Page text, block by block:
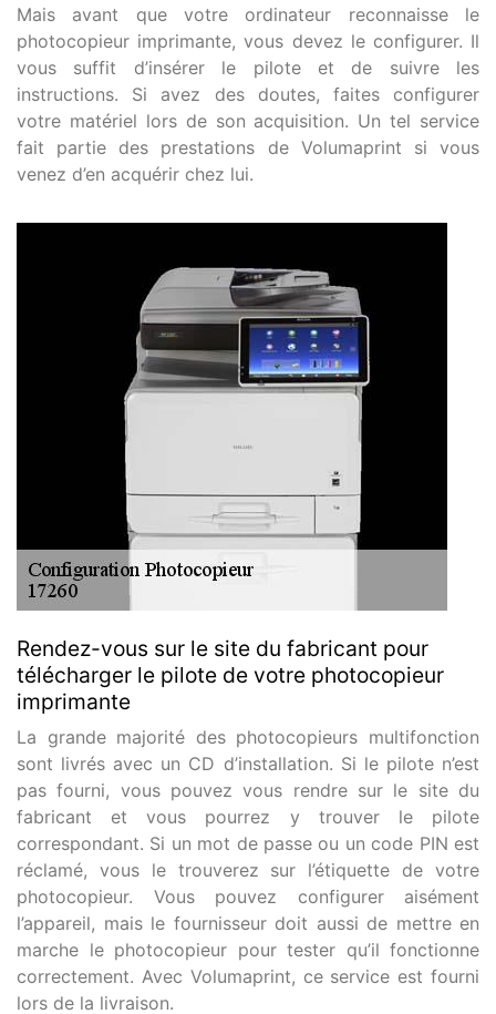
Mais avant que votre ordinateur reconnaisse le
photocopieur imprimante, vous devez le configurer. Il
vous suffit d’insérer le pilote et de suivre les
instructions. Si avez des doutes, faites configurer
votre matériel lors de son acquisition. Un tel service
fait partie des prestations de Volumaprint si vous
venez d’en acquérir chez lui.
Rendez-vous sur le site du fabricant pour
télécharger le pilote de votre photocopieur
imprimante
La grande majorité des photocopieurs multifonction
sont livrés avec un CD d’installation. Si le pilote n’est
pas fourni, vous pouvez vous rendre sur le site du
fabricant et vous pourrez y trouver le pilote
correspondant. Si un mot de passe ou un code PIN est
réclamé, vous le trouverez sur l’étiquette de votre
photocopieur. Vous pouvez configurer aisément
l’appareil, mais le fournisseur doit aussi de mettre en
marche le photocopieur pour tester qu’il fonctionne
correctement. Avec Volumaprint, ce service est fourni
lors de la livraison.